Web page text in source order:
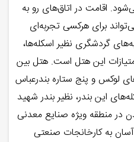
اقامت در اتاق‌های رو به
برای هرکسی تجربه‌ای
گردشگری نظیر اسکله‌ها،
این هتل است. هتل بین
لوکس و پنج ستاره بندرعباس
این بندر، نظیر بندر شهید
در منطقه ویژه صنایع معدنی
به کارخانجات صنعتی